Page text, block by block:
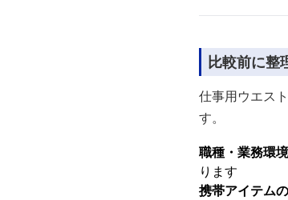
比較前に整
仕事用ウエス
す。
職種・業務環
ります
携帯アイテム